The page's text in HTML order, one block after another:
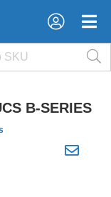
×
×
B-SERIES